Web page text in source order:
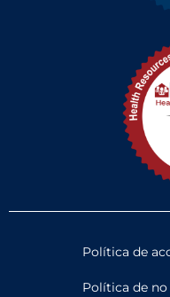
Política de
Política de